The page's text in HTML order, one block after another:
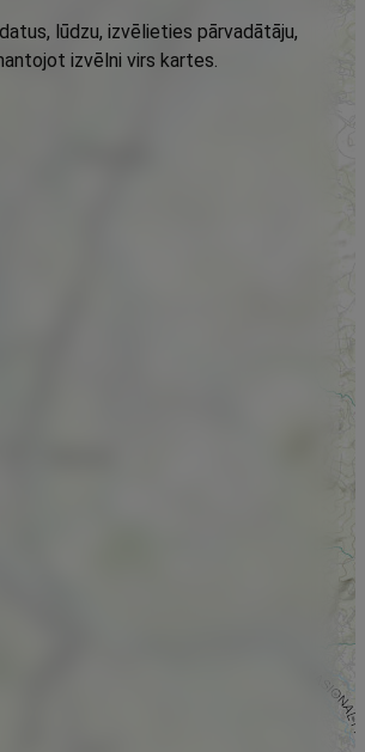
lūdzu, izvēlieties pārvadātāju,
izvēlni virs kartes.